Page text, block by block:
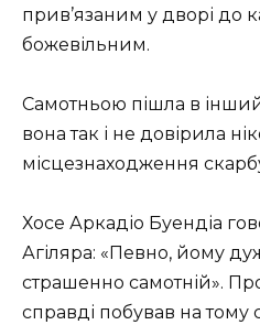
прив’язаним у дворі до
божевільним.
Самотньою пішла в інший
вона так і не довірила
місцезнаходження
Хосе Аркадіо Буендіа
Агіляра: «Певно, йому
страшенно самотній».
справді побував на тому